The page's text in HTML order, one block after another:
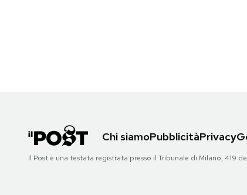
Chi siamoPubblicitàPrivacy
Il Post è una testata registrata presso il Tribunale di Milano, 419